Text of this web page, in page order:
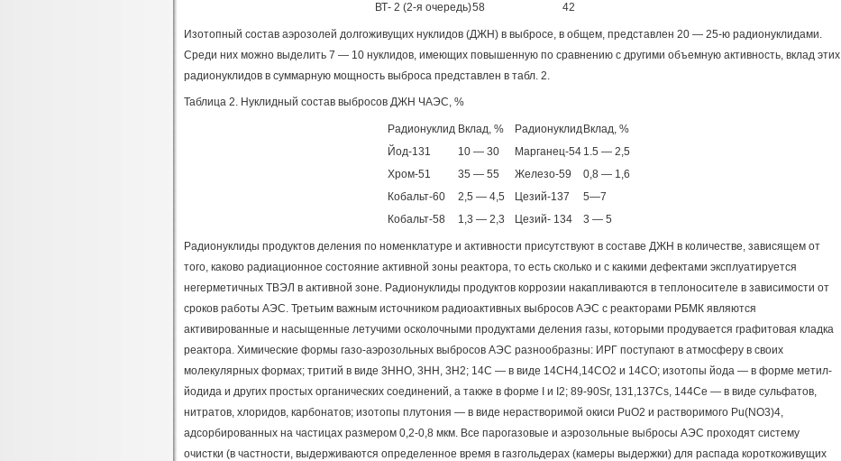
ВТ- 2 (2-я очередь)58 42
Изотопный состав аэрозолей долгоживущих нуклидов (ДЖН) в выбросе, в общем, представлен 20 — 25-ю радионуклидами.
Среди них можно выделить 7 — 10 нуклидов, имеющих повышенную по сравнению с другими объемную активность, вклад этих
радионуклидов в суммарную мощность выброса представлен в табл. 2.
Таблица 2. Нуклидный состав выбросов ДЖН ЧАЭС, %
Радионуклид Вклад, % Радионуклид Вклад, %
Йод-131
10 — 30 Марганец-54 1.5 — 2,5
Хром-51
35 — 55 Железо-59
0,8 — 1,6
Кобальт-60
2,5 — 4,5 Цезий-137
5—7
Кобальт-58
1,3 — 2,3 Цезий- 134 3 — 5
Радионуклиды продуктов деления по номенклатуре и активности присутствуют в составе ДЖН в количестве, зависящем от
того, каково радиационное состояние активной зоны реактора, то есть сколько и с какими дефектами эксплуатируется
негерметичных ТВЭЛ в активной зоне. Радионуклиды продуктов коррозии накапливаются в теплоносителе в зависимости от
сроков работы АЭС. Третьим важным источником радиоактивных выбросов АЭС с реакторами РБМК являются
активированные и насыщенные летучими осколочными продуктами деления газы, которыми продувается графитовая кладка
реактора. Химические формы газо-аэрозольных выбросов АЭС разнообразны: ИРГ поступают в атмосферу в своих
молекулярных формах; тритий в виде 3HHO, 3HH, 3H2; 14C — в виде 14CH4,14CO2 и 14CO; изотопы йода — в форме метил-
йодида и других простых органических соединений, а также в форме I и I2; 89-90Sr, 131,137Cs, 144Ce — в виде сульфатов,
нитратов, хлоридов, карбонатов; изотопы плутония — в виде нерастворимой окиси PuO2 и растворимого Pu(NO3)4,
адсорбированных на частицах размером 0,2-0,8 мкм. Все парогазовые и аэрозольные выбросы АЭС проходят систему
очистки (в частности, выдерживаются определенное время в газгольдерах (камеры выдержки) для распада короткоживущих